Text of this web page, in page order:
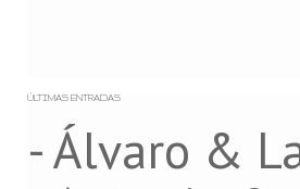
ÚLTIMAS ENTRADAS
- Álvaro &